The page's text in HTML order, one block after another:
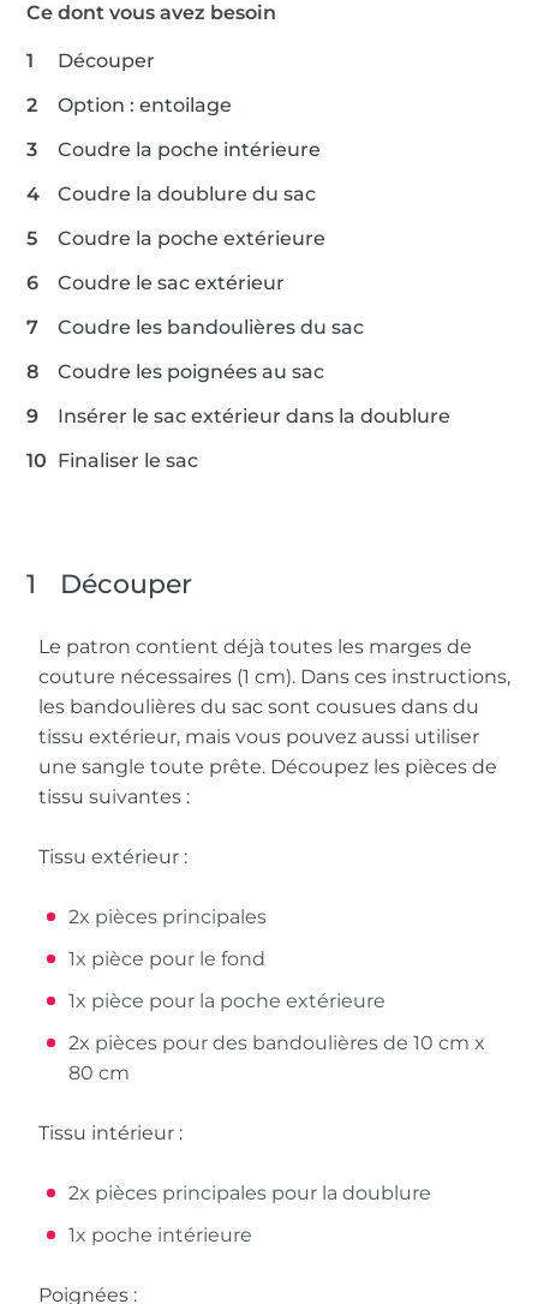
Ce dont vous avez besoin
Découper
Option : entoilage
Coudre la poche intérieure
Coudre la doublure du sac
Coudre la poche extérieure
Coudre le sac extérieur
Coudre les bandoulières du sac
Coudre les poignées au sac
Insérer le sac extérieur dans la doublure
Finaliser le sac
1 Découper
Le patron contient déjà toutes les marges de
couture nécessaires (1 cm). Dans ces instructions,
les bandoulières du sac sont cousues dans du
tissu extérieur, mais vous pouvez aussi utiliser
une sangle toute prête. Découpez les pièces de
tissu suivantes :
Tissu extérieur :
2x pièces principales
1x pièce pour le fond
1x pièce pour la poche extérieure
2x pièces pour des bandoulières de 10 cm x
80 cm
Tissu intérieur :
2x pièces principales pour la doublure
1x poche intérieure
Poignées :